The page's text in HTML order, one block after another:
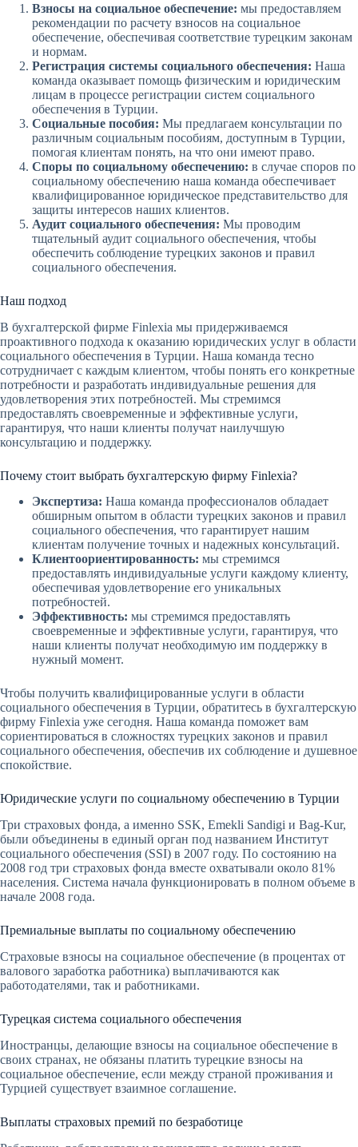
Взносы на социальное обеспечение: мы предоставляем
рекомендации по расчету взносов на социальное
обеспечение, обеспечивая соответствие турецким законам
и нормам.
Регистрация системы социального обеспечения: Наша
команда оказывает помощь физическим и юридическим
лицам в процессе регистрации систем социального
обеспечения в Турции.
Социальные пособия: Мы предлагаем консультации по
различным социальным пособиям, доступным в Турции,
помогая клиентам понять, на что они имеют право.
Споры по социальному обеспечению: в случае споров по
социальному обеспечению наша команда обеспечивает
квалифицированное юридическое представительство для
защиты интересов наших клиентов.
Аудит социального обеспечения: Мы проводим
тщательный аудит социального обеспечения, чтобы
обеспечить соблюдение турецких законов и правил
социального обеспечения.
Наш подход
В бухгалтерской фирме Finlexia мы придерживаемся
проактивного подхода к оказанию юридических услуг в области
социального обеспечения в Турции. Наша команда тесно
сотрудничает с каждым клиентом, чтобы понять его конкретные
потребности и разработать индивидуальные решения для
удовлетворения этих потребностей. Мы стремимся
предоставлять своевременные и эффективные услуги,
гарантируя, что наши клиенты получат наилучшую
консультацию и поддержку.
Почему стоит выбрать бухгалтерскую фирму Finlexia?
Экспертиза: Наша команда профессионалов обладает
обширным опытом в области турецких законов и правил
социального обеспечения, что гарантирует нашим
клиентам получение точных и надежных консультаций.
Клиентоориентированность: мы стремимся
предоставлять индивидуальные услуги каждому клиенту,
обеспечивая удовлетворение его уникальных
потребностей.
Эффективность: мы стремимся предоставлять
своевременные и эффективные услуги, гарантируя, что
наши клиенты получат необходимую им поддержку в
нужный момент.
Чтобы получить квалифицированные услуги в области
социального обеспечения в Турции, обратитесь в бухгалтерскую
фирму Finlexia уже сегодня. Наша команда поможет вам
сориентироваться в сложностях турецких законов и правил
социального обеспечения, обеспечив их соблюдение и душевное
спокойствие.
Юридические услуги по социальному обеспечению в Турции
Три страховых фонда, а именно SSK, Emekli Sandigi и Bag-Kur,
были объединены в единый орган под названием Институт
социального обеспечения (SSI) в 2007 году. По состоянию на
2008 год три страховых фонда вместе охватывали около 81%
населения. Система начала функционировать в полном объеме в
начале 2008 года.
Премиальные выплаты по социальному обеспечению
Страховые взносы на социальное обеспечение (в процентах от
валового заработка работника) выплачиваются как
работодателями, так и работниками.
Турецкая система социального обеспечения
Иностранцы, делающие взносы на социальное обеспечение в
своих странах, не обязаны платить турецкие взносы на
социальное обеспечение, если между страной проживания и
Турцией существует взаимное соглашение.
Выплаты страховых премий по безработице